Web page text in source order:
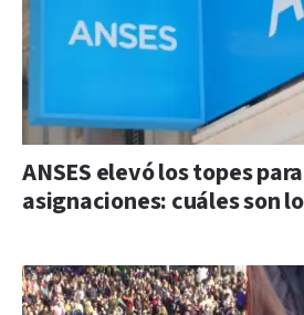
ANSES elevó los topes
asignaciones: cuáles son